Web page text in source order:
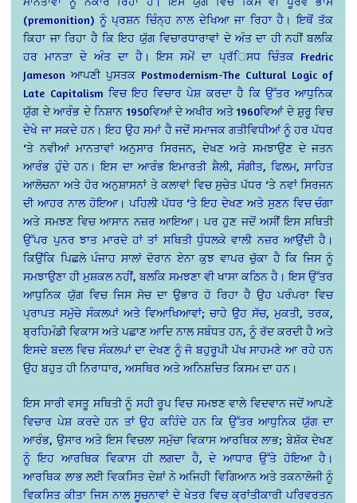
(premonition) ਨੂੰ ਪ੍ਰਸ਼ਨ ਚਿੰਨ੍ਹ ਨਾਲ ਦੇਖਿਆ ਜਾ ਰਿਹਾ ਹੈ। ਇਥੋਂ ਤੱਕ
ਕਿਹਾ ਜਾ ਰਿਹਾ ਹੈ ਕਿ ਇਹ ਯੁੱਗ ਵਿਚਾਰਧਾਰਾਵਾਂ ਦੇ ਅੰਤ ਦਾ ਹੀ ਨਹੀਂ ਬਲਕਿ
ਹਰ ਮਾਨਤਾ ਦੇ ਅੰਤ ਦਾ ਹੈ। ਇਸ ਸਮੇਂ ਦਾ ਪ੍ਰੱਿਸਧ ਚਿੰਤਕ Fredric
Jameson ਆਪਣੀ ਪੁਸਤਕ Postmodernism-The Cultural Logic of
Late Capitalism ਵਿਚ ਇਹ ਵਿਚਾਰ ਪੇਸ਼ ਕਰਦਾ ਹੈ ਕਿ ਉੱਤਰ ਆਧੁਨਿਕ
ਯੁੱਗ ਦੇ ਆਰੰਭ ਦੇ ਨਿਸ਼ਾਨ 1950ਵਿਆਂ ਦੇ ਅਖੀਰ ਅਤੇ 1960ਵਿਆਂ ਦੇ ਸ਼ੁਰੂ ਵਿਚ
ਦੇਖੇ ਜਾ ਸਕਦੇ ਹਨ। ਇਹ ਉਹ ਸਮਾਂ ਹੈ ਜਦੋਂ ਸਮਾਜਕ ਗਤੀਵਿਧੀਆਂ ਨੂੰ ਹਰ ਪੱਧਰ
‘ਤੇ ਨਵੀਆਂ ਮਾਨਤਾਵਾਂ ਅਨੁਸਾਰ ਸਿਰਜਨ, ਦੇਖਣ ਅਤੇ ਸਮਝਾਉਣ ਦੇ ਜਤਨ
ਆਰੰਭ ਹੁੰਦੇ ਹਨ। ਇਸ ਦਾ ਆਰੰਭ ਇਮਾਰਤੀ ਸ਼ੈਲੀ, ਸੰਗੀਤ, ਫਿਲਮ, ਸਾਹਿਤ
ਆਲੋਚਨਾ ਅਤੇ ਹੋਰ ਅਨੁਸ਼ਾਸਨਾਂ ਤੇ ਕਲਾਵਾਂ ਵਿਚ ਸੁਚੇਤ ਪੱਧਰ ‘ਤੇ ਨਵਾਂ ਸਿਰਜਨ
ਦੀ ਆਹਰ ਨਾਲ ਹੋਇਆ। ਪਹਿਲੀ ਪੱਧਰ ‘ਤੇ ਇਹ ਦੇਖਣ ਅਤੇ ਸੁਣਨ ਵਿਚ ਚੰਗਾ
ਅਤੇ ਸਮਝਣ ਵਿਚ ਆਸਾਨ ਨਜ਼ਰ ਆਇਆ। ਪਰ ਹੁਣ ਜਦੋਂ ਅਸੀਂ ਇਸ ਸਥਿਤੀ
ਉੱਪਰ ਪੁਨਰ ਝਾਤ ਮਾਰਦੇ ਹਾਂ ਤਾਂ ਸਥਿਤੀ ਧੁੰਧਲਕੇ ਵਾਲੀ ਨਜ਼ਰ ਆਉਂਦੀ ਹੈ।
ਕਿਉਂਕਿ ਪਿਛਲੇ ਪੰਜਾਹ ਸਾਲਾਂ ਦੋਰਾਨ ਏਨਾ ਕੁਝ ਵਾਪਰ ਚੁੱਕਾ ਹੈ ਕਿ ਜਿਸ ਨੂੰ
ਸਮਝਾਉਣਾ ਹੀ ਮੁਸ਼ਕਲ ਨਹੀਂ, ਬਲਕਿ ਸਮਝਣਾ ਵੀ ਖਾਸਾ ਕਠਿਨ ਹੈ। ਇਸ ਉੱਤਰ
ਆਧੁਨਿਕ ਯੁੱਗ ਵਿਚ ਜਿਸ ਸੋਚ ਦਾ ਉਭਾਰ ਹੋ ਰਿਹਾ ਹੈ ਉਹ ਪਰੰਪਰਾ ਵਿਚ
ਪ੍ਰਾਪਤ ਸਮੁੱਚੇ ਸੰਕਲਪਾਂ ਅਤੇ ਵਿਆਖਿਆਵਾਂ; ਚਾਹੇ ਉਹ ਸੱਚ, ਮੁਕਤੀ, ਤਰਕ,
ਬ੍ਰਹਿਮੰਡੀ ਵਿਕਾਸ ਅਤੇ ਪਛਾਣ ਆਦਿ ਨਾਲ ਸਬੰਧਤ ਹਨ, ਨੂੰ ਰੱਦ ਕਰਦੀ ਹੈ ਅਤੇ
ਇਸਦੇ ਬਦਲ ਵਿਚ ਸੰਕਲਪਾਂ ਦਾ ਦੇਖਣ ਨੂੰ ਜੋ ਬਹੁਰੂਪੀ ਪੱਖ ਸਾਹਮਣੇ ਆ ਰਹੇ ਹਨ
ਉਹ ਬਹੁਤ ਹੀ ਨਿਰਾਧਾਰ, ਅਸਥਿਰ ਅਤੇ ਅਨਿਸ਼ਚਿਤ ਕਿਸਮ ਦਾ ਹਨ।
ਇਸ ਸਾਰੀ ਵਸਤੂ ਸਥਿਤੀ ਨੂੰ ਸਹੀ ਰੂਪ ਵਿਚ ਸਮਝਣ ਵਾਲੇ ਵਿਦਵਾਨ ਜਦੋਂ ਆਪਣੇ
ਵਿਚਾਰ ਪੇਸ਼ ਕਰਦੇ ਹਨ ਤਾਂ ਉਹ ਕਹਿੰਦੇ ਹਨ ਕਿ ਉੱਤਰ ਆਧੁਨਿਕ ਯੁੱਗ ਦਾ
ਆਰੰਭ, ਉਸਾਰ ਅਤੇ ਇਸ ਵਿਚਲਾ ਸਮੁੱਚਾ ਵਿਕਾਸ ਆਰਥਿਕ ਲਾਭ; ਬੇਸ਼ੱਕ ਦੇਖਣ
ਨੂੰ ਇਹ ਆਰਥਿਕ ਵਿਕਾਸ ਹੀ ਲਗਦਾ ਹੈ, ਦੇ ਆਧਾਰ ਉੱਤੇ ਹੋਇਆ ਹੈ।
ਆਰਥਿਕ ਲਾਭ ਲਈ ਵਿਕਸਿਤ ਦੇਸ਼ਾਂ ਨੇ ਅਜਿਹੀ ਵਿਗਿਆਨ ਅਤੇ ਤਕਨਾਲੋਜੀ ਨੂੰ
ਵਿਕਸਿਤ ਕੀਤਾ ਜਿਸ ਨਾਲ ਸੂਚਨਾਵਾਂ ਦੇ ਖੇਤਰ ਵਿਚ ਕ੍ਰਾਂਤੀਕਾਰੀ ਪਰਿਵਰਤਨ